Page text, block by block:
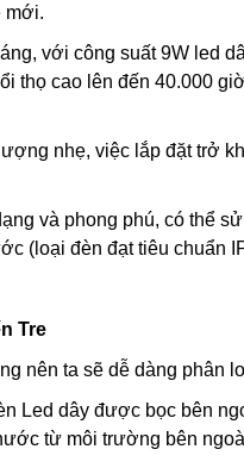
mới.
với công suất 9W led
thọ cao lên đến 40.000
nhẹ, việc lắp đặt trở
và phong phú, có thể
(loại đèn đạt tiêu chuẩn
Tre
nên ta sẽ dễ dàng phân
Led dây được bọc bên
từ môi trường bên